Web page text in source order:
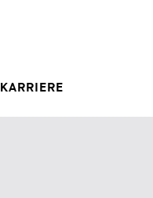
KARRIERE